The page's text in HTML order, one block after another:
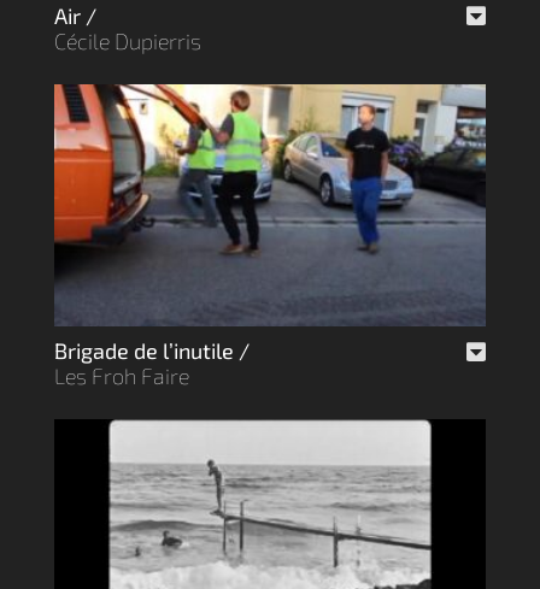
Air /
Cécile Dupierris
Brigade de l’inutile /
Les Froh Faire